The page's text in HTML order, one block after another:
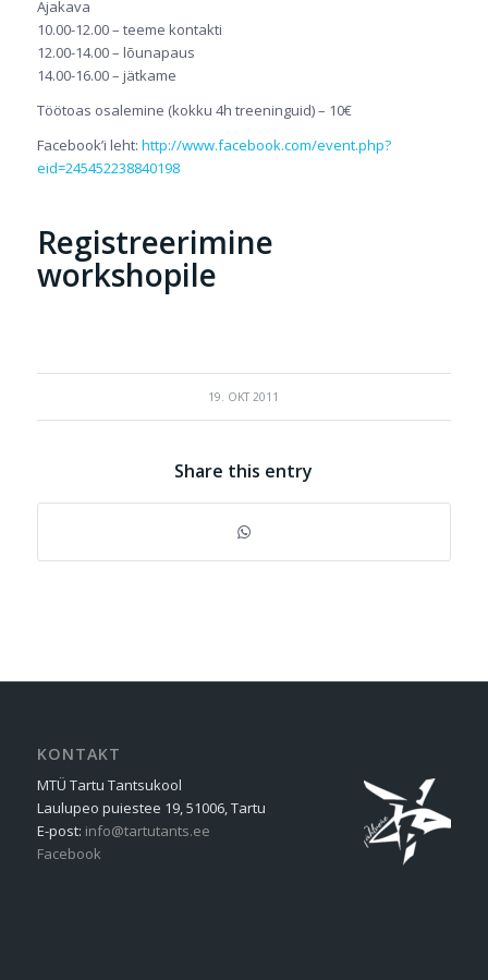
Ajakava
10.00-12.00 – teeme kontakti
12.00-14.00 – lõunapaus
14.00-16.00 – jätkame
Töötoas osalemine (kokku 4h treeninguid) – 10€
Facebook’i leht: http://www.facebook.com/event.php?
eid=245452238840198
Registreerimine
workshopile
19. OKT 2011
Share this entry
KONTAKT
MTÜ Tartu Tantsukool
Laulupeo puiestee 19, 51006, Tartu
E-post: info@tartutants.ee
Facebook